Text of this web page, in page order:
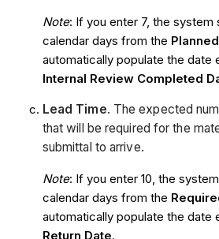
Note: If you enter 7, the
calendar days from the
automatically populate the date
Internal Review Completed
Lead Time. The expected
that will be required for the
submittal to arrive.
Note: If you enter 10, the
calendar days from the
automatically populate the date
Return Date.